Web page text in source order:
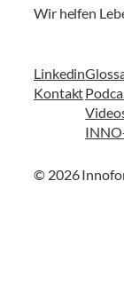
Wir helfen
Linkedin
Kontakt
© 2026